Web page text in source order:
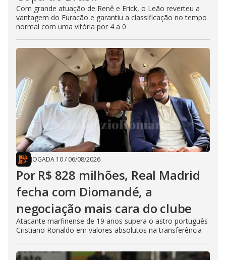
Com grande atuação de Renê e Erick, o Leão reverteu a
vantagem do Furacão e garantiu a classificação no tempo
normal com uma vitória por 4 a 0
JOGADA 10/ 06/08/2026
Por R$ 828 milhões, Real Madrid
fecha com Diomandé, a
negociação mais cara do clube
Atacante marfinense de 19 anos supera o astro português
Cristiano Ronaldo em valores absolutos na transferência